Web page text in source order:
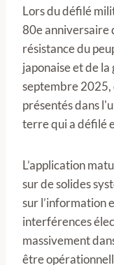
Lors du défilé
80e anniversaire
résistance du
japonaise et de
septembre 2025,
présentés dans
terre qui a défilé
L’application
sur de solides
sur l’information
interférences
massivement
être